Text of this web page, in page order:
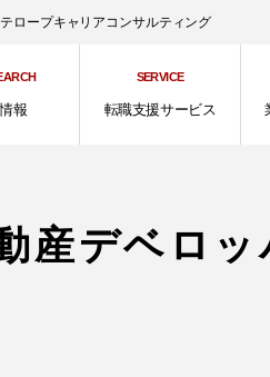
ロープキャリアコンサルティング
報
SERVICE
転職支援サービス
産デベロ